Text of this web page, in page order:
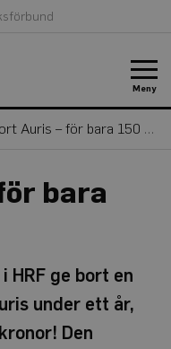
Meny
Auris – för bara 150 kronor
bara
HRF ge bort en
under ett år,
Den